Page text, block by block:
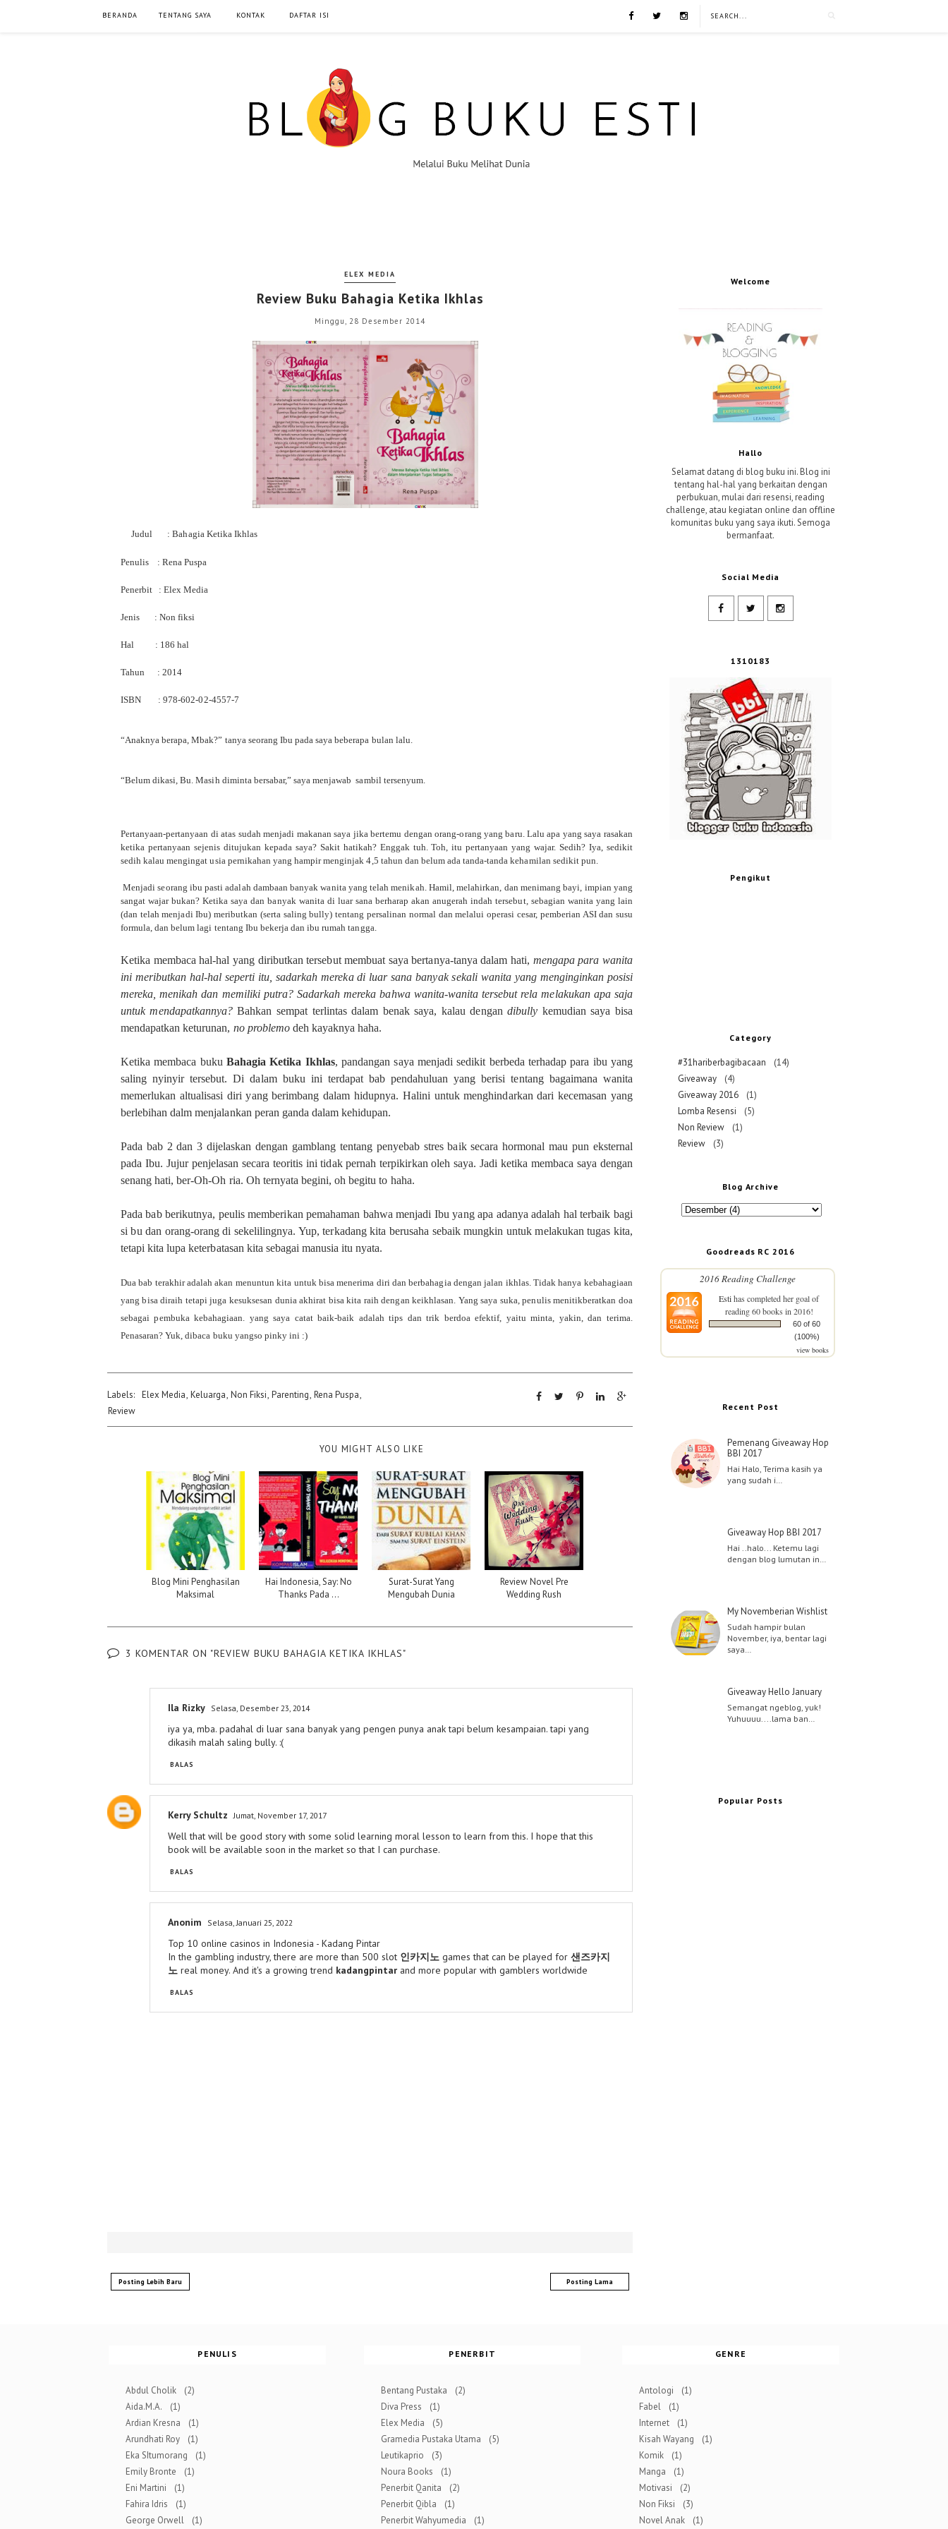
BERANDA TENTANG SAYA KONTAK DAFTAR ISI
ELEX MEDIA
Review Buku Bahagia Ketika Ikhlas
Minggu, 28 Desember 2014
Judul : Bahagia Ketika Ikhlas
Penulis : Rena Puspa
Penerbit : Elex Media
Jenis : Non fiksi
Hal : 186 hal
Tahun : 2014
ISBN : 978-602-02-4557-7
“Anaknya berapa, Mbak?” tanya seorang Ibu pada saya beberapa bulan lalu.
“Belum dikasi, Bu. Masih diminta bersabar,” saya menjawab sambil tersenyum.
Pertanyaan-pertanyaan di atas sudah menjadi makanan saya jika bertemu dengan orang-orang yang baru. Lalu apa yang saya rasakan
ketika pertanyaan sejenis ditujukan kepada saya? Sakit hatikah? Enggak tuh. Toh, itu pertanyaan yang wajar. Sedih? Iya, sedikit
sedih kalau mengingat usia pernikahan yang hampir menginjak 4,5 tahun dan belum ada tanda-tanda kehamilan sedikit pun.
Menjadi seorang ibu pasti adalah dambaan banyak wanita yang telah menikah. Hamil, melahirkan, dan menimang bayi, impian yang
sangat wajar bukan? Ketika saya dan banyak wanita di luar sana berharap akan anugerah indah tersebut, sebagian wanita yang lain
(dan telah menjadi Ibu) meributkan (serta saling bully) tentang persalinan normal dan melalui operasi cesar, pemberian ASI dan susu
formula, dan belum lagi tentang Ibu bekerja dan ibu rumah tangga.
Ketika membaca hal-hal yang diributkan tersebut membuat saya bertanya-tanya dalam hati, mengapa para wanita
ini meributkan hal-hal seperti itu, sadarkah mereka di luar sana banyak sekali wanita yang menginginkan posisi
mereka, menikah dan memiliki putra? Sadarkah mereka bahwa wanita-wanita tersebut rela melakukan apa saja
untuk mendapatkannya?Bahkan sempat terlintas dalam benak saya, kalau dengandibully kemudian saya bisa
mendapatkan keturunan, no problemodeh kayaknya haha.
Ketika membaca buku Bahagia Ketika Ikhlas, pandangan saya menjadi sedikit berbeda terhadap para ibu yang
saling nyinyir tersebut. Di dalam buku ini terdapat bab pendahuluan yang berisi tentang bagaimana wanita
memerlukan altualisasi diri yang berimbang dalam hidupnya. Halini untuk menghindarkan dari kecemasan yang
berlebihan dalm menjalankan peran ganda dalam kehidupan.
Pada bab 2 dan 3 dijelaskan dengan gamblang tentang penyebab stres baik secara hormonal mau pun eksternal
pada Ibu. Jujur penjelasan secara teoritis ini tidak pernah terpikirkan oleh saya. Jadi ketika membaca saya dengan
senang hati, ber-Oh-Oh ria. Oh ternyata begini, oh begitu to haha.
Pada bab berikutnya, peulis memberikan pemahaman bahwa menjadi Ibu yang apa adanya adalah hal terbaik bagi
si bu dan orang-orang di sekelilingnya. Yup, terkadang kita berusaha sebaik mungkin untuk melakukan tugas kita,
tetapi kita lupa keterbatasan kita sebagai manusia itu nyata.
Dua bab terakhir adalah akan menuntun kita untuk bisa menerima diri dan berbahagia dengan jalan ikhlas. Tidak hanya kebahagiaan
yang bisa diraih tetapi juga kesuksesan dunia akhirat bisa kita raih dengan keikhlasan. Yang saya suka, penulis menitikberatkan doa
sebagai pembuka kebahagiaan. yang saya catat baik-baik adalah tips dan trik berdoa efektif, yaitu minta, yakin, dan terima.
Penasaran? Yuk, dibaca buku yangso pinky ini :)
Labels: Elex Media, Keluarga, Non Fiksi, Parenting, Rena Puspa,
Review
YOU MIGHT ALSO LIKE
Blog Mini Penghasilan
Maksimal
Hai Indonesia, Say: No
Thanks Pada ...
Surat-Surat Yang
Mengubah Dunia
Review Novel Pre
Wedding Rush
3 KOMENTAR ON "REVIEW BUKU BAHAGIA KETIKA IKHLAS"
Ila Rizky Selasa, Desember 23, 2014
iya ya, mba. padahal di luar sana banyak yang pengen punya anak tapi belum kesampaian. tapi yang
dikasih malah saling bully. :(
BALAS
Kerry Schultz Jumat, November 17, 2017
Well that will be good story with some solid learning moral lesson to learn from this. I hope that this
book will be available soon in the market so that I can purchase.
BALAS
Anonim Selasa, Januari 25, 2022
Top 10 online casinos in Indonesia - Kadang Pintar
In the gambling industry, there are more than 500 slot 인카지노 games that can be played for 샌즈카지
노 real money. And it's a growing trend kadangpintar and more popular with gamblers worldwide
BALAS
Posting Lebih Baru Posting Lama
Welcome
Hallo
Selamat datang di blog buku ini. Blog ini
tentang hal-hal yang berkaitan dengan
perbukuan, mulai dari resensi, reading
challenge, atau kegiatan online dan offline
komunitas buku yang saya ikuti. Semoga
bermanfaat.
Social Media
1310183
Pengikut
Category
#31hariberbagibacaan
(14)
Giveaway
(4)
Giveaway 2016
(1)
Lomba Resensi
(5)
Non Review
(1)
Review
(3)
Blog Archive
Goodreads RC 2016
2016 Reading Challenge
Estihas completed her goal of
reading 60 books in 2016!
60 of 60
(100%)
view books
Recent Post
Pemenang Giveaway Hop
BBI 2017
Hai Halo, Terima kasih ya
yang sudah i…
Giveaway Hop BBI 2017
Hai ..halo... Ketemu lagi
dengan blog lumutan in…
My Novemberian Wishlist
Sudah hampir bulan
November, iya, bentar lagi
saya…
Giveaway Hello January
Semangat ngeblog, yuk!
Yuhuuuu....lama ban…
Popular Posts
PENULIS
Abdul Cholik
(2)
Aida.M.A.
(1)
Ardian Kresna
(1)
Arundhati Roy
(1)
Eka SItumorang
(1)
Emily Bronte
(1)
Eni Martini
(1)
Fahira Idris
(1)
George Orwell
(1)
PENERBIT
Bentang Pustaka
(2)
Diva Press
(1)
Elex Media
(5)
Gramedia Pustaka Utama
(5)
Leutikaprio
(3)
Noura Books
(1)
Penerbit Qanita
(2)
Penerbit Qibla
(1)
Penerbit Wahyumedia
(1)
GENRE
Antologi
(1)
Fabel
(1)
Internet
(1)
Kisah Wayang
(1)
Komik
(1)
Manga
(1)
Motivasi
(2)
Non Fiksi
(3)
Novel Anak
(1)